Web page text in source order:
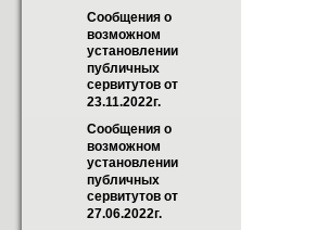
Сообщения о
возможном
установлении
публичных
сервитутов от
23.11.2022г.
Сообщения о
возможном
установлении
публичных
сервитутов от
27.06.2022г.